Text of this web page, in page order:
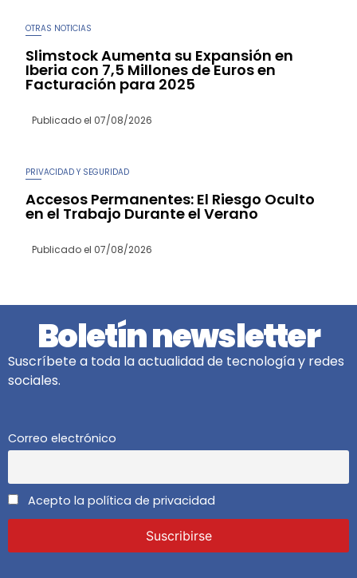
OTRAS NOTICIAS
Slimstock Aumenta su Expansión en
Iberia con 7,5 Millones de Euros en
Facturación para 2025
Publicado el 07/08/2026
PRIVACIDAD Y SEGURIDAD
Accesos Permanentes: El Riesgo Oculto
en el Trabajo Durante el Verano
Publicado el 07/08/2026
Boletín newsletter
Suscríbete a toda la actualidad de tecnología y redes
sociales.
Correo electrónico
Acepto la política de privacidad